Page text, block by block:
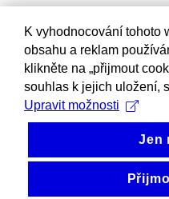
K vyhodnocování tohoto
obsahu a reklam
klikněte na „přijmout
souhlas k jejich uložení,
Upravit možnosti
Jen